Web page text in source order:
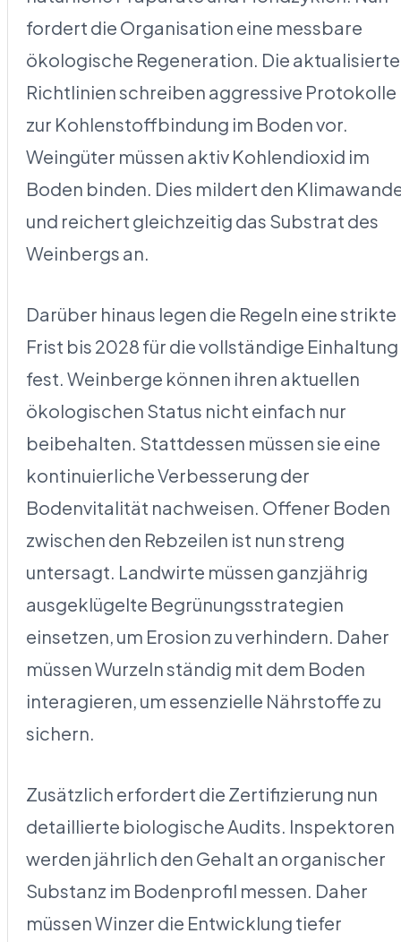
fordert die Organisation eine messbare
ökologische Regeneration. Die
Richtlinien schreiben aggressive Protokolle
zur Kohlenstoffbindung im Boden vor.
Weingüter müssen aktiv Kohlendioxid im
Boden binden. Dies mildert den
und reichert gleichzeitig das Substrat des
Weinbergs an.
Darüber hinaus legen die Regeln eine strikte
Frist bis 2028 für die vollständige Einhaltung
fest. Weinberge können ihren aktuellen
ökologischen Status nicht einfach nur
beibehalten. Stattdessen müssen sie eine
kontinuierliche Verbesserung der
Bodenvitalität nachweisen. Offener Boden
zwischen den Rebzeilen ist nun streng
untersagt. Landwirte müssen ganzjährig
ausgeklügelte Begrünungsstrategien
einsetzen, um Erosion zu verhindern. Daher
müssen Wurzeln ständig mit dem Boden
interagieren, um essenzielle Nährstoffe zu
sichern.
Zusätzlich erfordert die Zertifizierung nun
detaillierte biologische Audits. Inspektoren
werden jährlich den Gehalt an organischer
Substanz im Bodenprofil messen. Daher
müssen Winzer die Entwicklung tiefer